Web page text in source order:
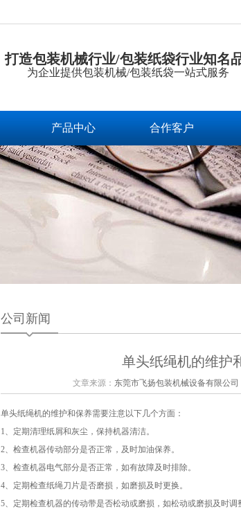
打造包装机械行业/包装纸袋行业知名
为企业提供包装机械/包装纸袋一站式服务
产品中心 合作客户
公司新闻
单头纸绳机的维护
文章来源： 东莞市飞扬包装机械设备有限公司
单头纸绳机的维护和保养需要注意以下几个方面：
1、定期清理纸屑和灰尘，保持机器清洁。
2、检查机器传动部分是否正常，及时加油保养。
3、检查机器电气部分是否正常，如有故障及时排除。
4、定期检查纸绳刀片是否磨损，如磨损及时更换。
5、定期检查机器的传动带是否松动或磨损，如松动或磨损及时调